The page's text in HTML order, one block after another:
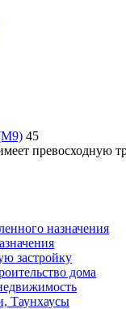
45
превосходную
назначения
застройку
дома
Таунхаусы